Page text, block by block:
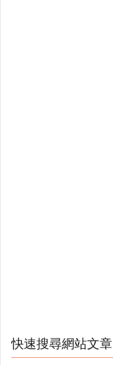
快速搜尋網站文章